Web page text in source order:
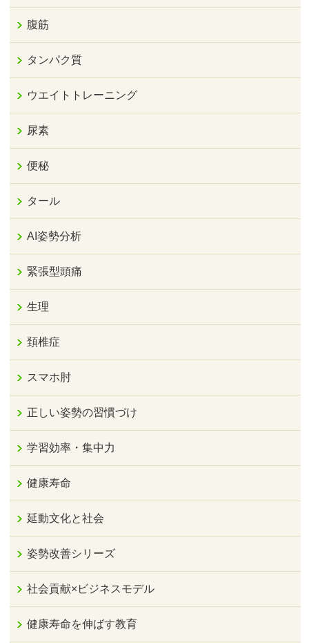
腹筋
タンパク質
ウエイトトレーニング
尿素
便秘
タール
AI姿勢分析
緊張型頭痛
生理
頚椎症
スマホ肘
正しい姿勢の習慣づけ
学習効率・集中力
健康寿命
延動文化と社会
姿勢改善シリーズ
社会貢献×ビジネスモデル
健康寿命を伸ばす教育